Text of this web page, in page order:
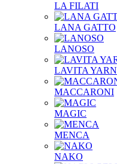
LA FILATI
LANA GATTO
LANOSO
LAVITA YARN
MACCARONI
MAGIC
MENCA
NAKO